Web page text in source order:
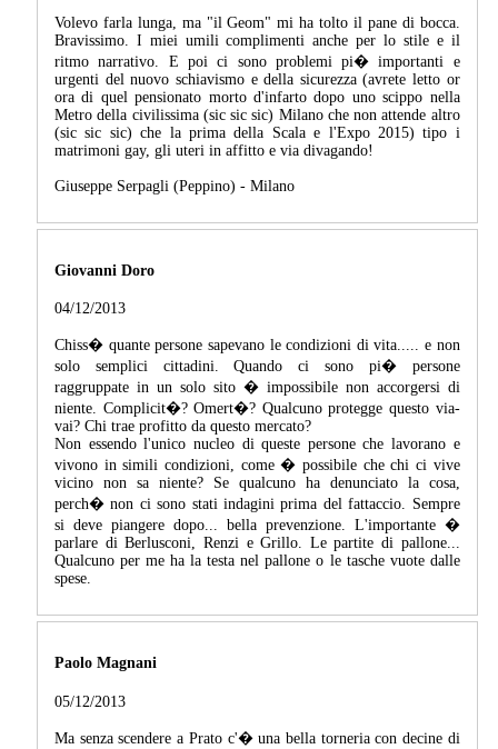
Volevo farla lunga, ma "il Geom" mi ha tolto il pane di bocca.
Bravissimo. I miei umili complimenti anche per lo stile e il
ritmo narrativo. E poi ci sono problemi pi� importanti e
urgenti del nuovo schiavismo e della sicurezza (avrete letto or
ora di quel pensionato morto d'infarto dopo uno scippo nella
Metro della civilissima (sic sic sic) Milano che non attende altro
(sic sic sic) che la prima della Scala e l'Expo 2015) tipo i
matrimoni gay, gli uteri in affitto e via divagando!
Giuseppe Serpagli (Peppino) - Milano
Giovanni Doro
04/12/2013
Chiss� quante persone sapevano le condizioni di vita..... e non
solo semplici cittadini. Quando ci sono pi� persone
raggruppate in un solo sito � impossibile non accorgersi di
niente. Complicit�? Omert�? Qualcuno protegge questo via-
vai? Chi trae profitto da questo mercato?
Non essendo l'unico nucleo di queste persone che lavorano e
vivono in simili condizioni, come � possibile che chi ci vive
vicino non sa niente? Se qualcuno ha denunciato la cosa,
perch� non ci sono stati indagini prima del fattaccio. Sempre
si deve piangere dopo... bella prevenzione. L'importante �
parlare di Berlusconi, Renzi e Grillo. Le partite di pallone...
Qualcuno per me ha la testa nel pallone o le tasche vuote dalle
spese.
Paolo Magnani
05/12/2013
Ma senza scendere a Prato c'� una bella torneria con decine di